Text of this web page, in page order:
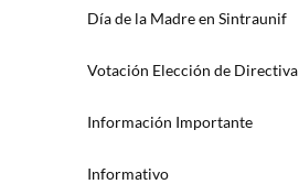
Día de la Madre en Sintraunif
Votación Elección de Directiva
Información Importante
Informativo